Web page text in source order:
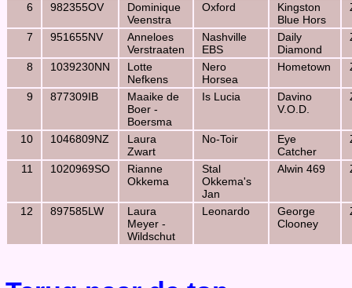
6 982355OV
Dominique
Veenstra
Oxford
Kingston
Blue Hors
7 951655NV
Anneloes
Verstraaten
Nashville
EBS
Daily
Diamond
8 1039230NN
Lotte
Nefkens
Nero
Horsea
Hometown
9 877309IB
Maaike de
Boer -
Boersma
Is Lucia
Davino
V.O.D.
10 1046809NZ
Laura
Zwart
No-Toir
Eye
Catcher
11 1020969SO
Rianne
Okkema
Stal
Okkema's
Jan
Alwin 469
12 897585LW
Laura
Meyer -
Wildschut
Leonardo
George
Clooney